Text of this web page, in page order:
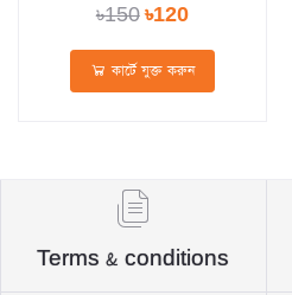
৳150৳120
কার্টে যুক্ত করুন
Terms & conditions